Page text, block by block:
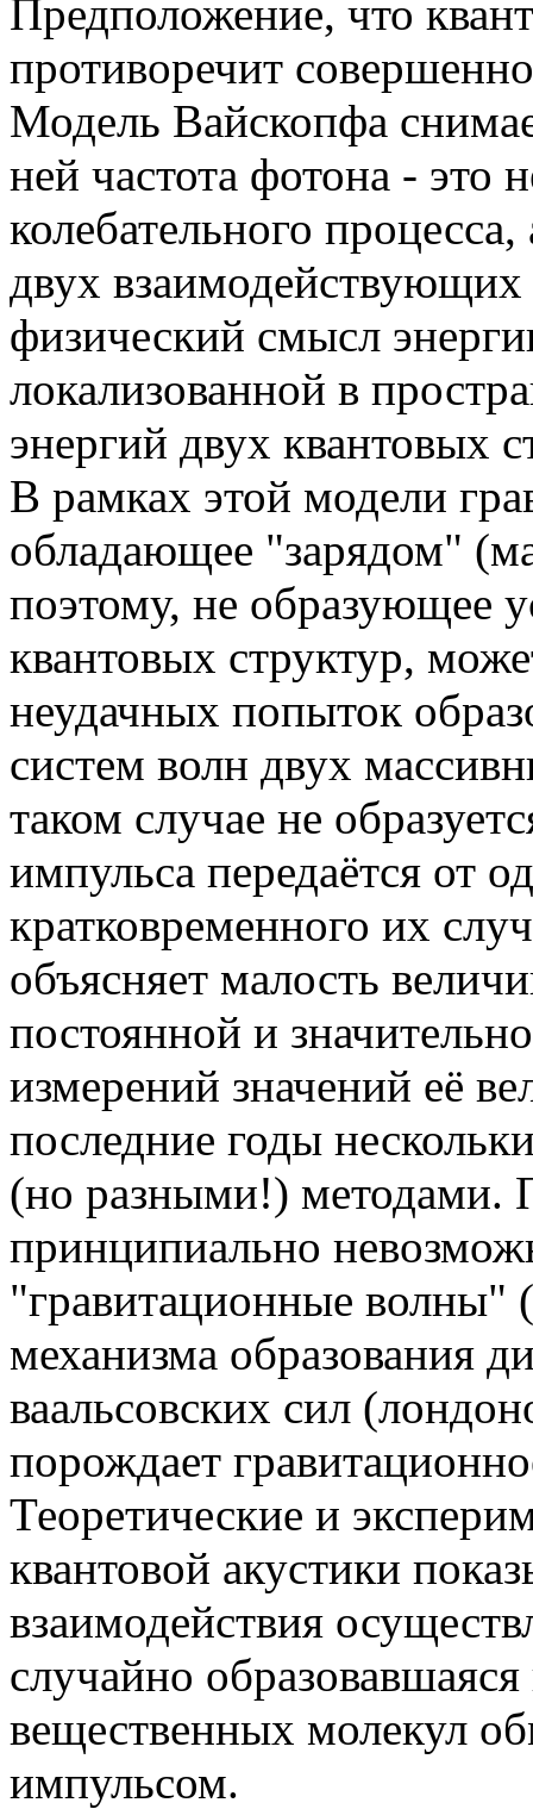
Предположение, что
противоречит
Модель Вайскопфа
ней частота фотона - это
колебательного
двух
физический смысл
локализованной в
энергий двух квантовых
В рамках этой модели
обладающее "зарядом"
поэтому, не образующее
квантовых структур,
неудачных попыток
систем волн двух
таком случае не
импульса передаётся от
кратковременного их
объясняет малость
постоянной и
измерений значений её
последние годы
(но разными!) методами.
принципиально
"гравитационные волны"
механизма образования
ваальсовских сил
порождает
Теоретические и
квантовой акустики
взаимодействия
случайно
вещественных молекул
импульсом.